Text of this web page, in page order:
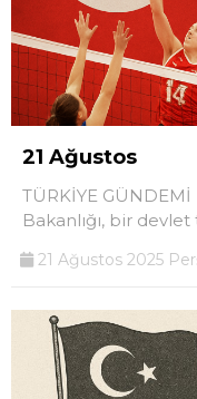
21 Ağustos
TÜRKİYE
Bakanlığı, bir
21 Ağustos 2025